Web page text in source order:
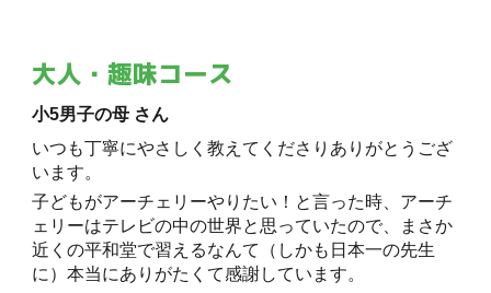
大人・趣味コース
小5男子の母 さん
いつも丁寧にやさしく教えてくださりありがとうござ
います。
子どもがアーチェリーやりたい！と言った時、アーチ
ェリーはテレビの中の世界と思っていたので、まさか
近くの平和堂で習えるなんて（しかも日本一の先生
に）本当にありがたくて感謝しています。